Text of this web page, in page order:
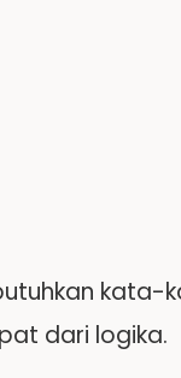
kata-
dari logika.